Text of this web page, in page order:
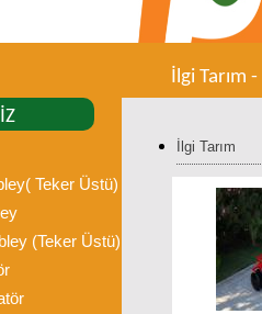
İlgi Tarım
Teker Üstü)
(Teker Üstü)
İlgi Tarım